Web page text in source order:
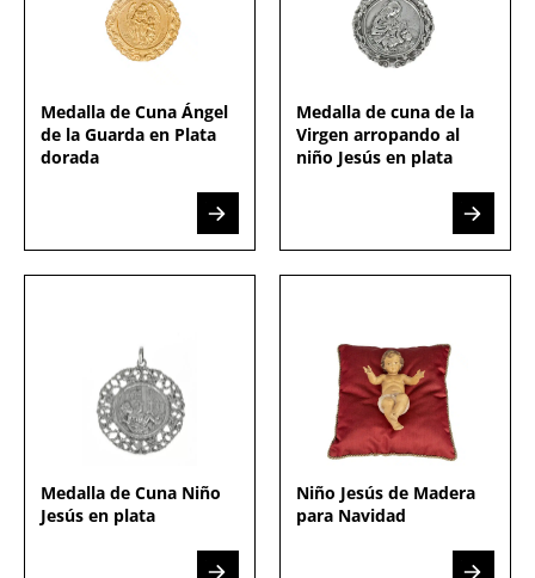
Medalla de Cuna Ángel
de la Guarda en Plata
dorada
Medalla de cuna de la
Virgen arropando al
niño Jesús en plata
Medalla de Cuna Niño
Jesús en plata
Niño Jesús de Madera
para Navidad